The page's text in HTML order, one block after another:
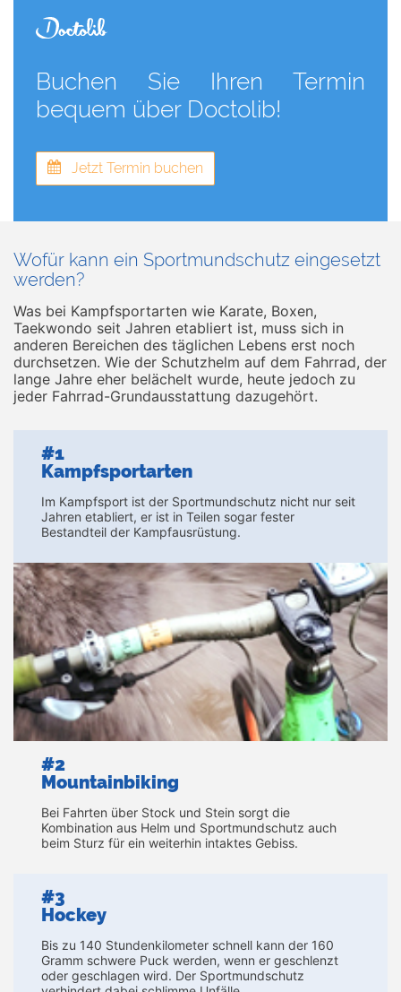
Buchen Sie Ihren Termin
bequem über Doctolib!
Jetzt Termin buchen
Wofür kann ein Sportmundschutz eingesetzt
werden?
Was bei Kampfsportarten wie Karate, Boxen,
Taekwondo seit Jahren etabliert ist, muss sich in
anderen Bereichen des täglichen Lebens erst noch
durchsetzen. Wie der Schutzhelm auf dem Fahrrad, der
lange Jahre eher belächelt wurde, heute jedoch zu
jeder Fahrrad-Grundausstattung dazugehört.
#1
Kampfsportarten
Im Kampfsport ist der Sportmundschutz nicht nur seit
Jahren etabliert, er ist in Teilen sogar fester
Bestandteil der Kampfausrüstung.
#2
Mountainbiking
Bei Fahrten über Stock und Stein sorgt die
Kombination aus Helm und Sportmundschutz auch
beim Sturz für ein weiterhin intaktes Gebiss.
#3
Hockey
Bis zu 140 Stundenkilometer schnell kann der 160
Gramm schwere Puck werden, wenn er geschlenzt
oder geschlagen wird. Der Sportmundschutz